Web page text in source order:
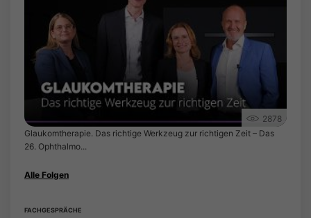
2878
Glaukomtherapie. Das richtige Werkzeug zur richtigen Zeit – Das
26. Ophthalmo...
Alle Folgen
FACHGESPRÄCHE